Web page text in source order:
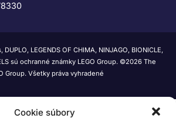
Cookie súbory
LEGENDS OF CHIMA, NINJAGO, BIONICLE,
sú ochranné známky LEGO Group. ©2026 The
Group. Všetky práva vyhradené